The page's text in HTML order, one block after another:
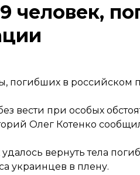
человек,
погибших в российском
при особых
Олег Котенко
вернуть тела
украинцев в плену.